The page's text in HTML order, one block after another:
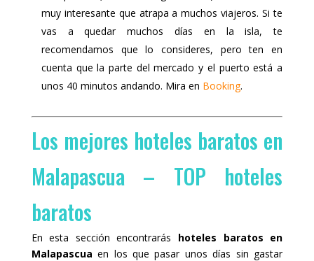
muy interesante que atrapa a muchos viajeros. Si te
vas a quedar muchos días en la isla, te
recomendamos que lo consideres, pero ten en
cuenta que la parte del mercado y el puerto está a
unos 40 minutos andando. Mira en Booking.
Los mejores hoteles baratos en
Malapascua – TOP hoteles
baratos
En esta sección encontrarás hoteles baratos en
Malapascua en los que pasar unos días sin gastar